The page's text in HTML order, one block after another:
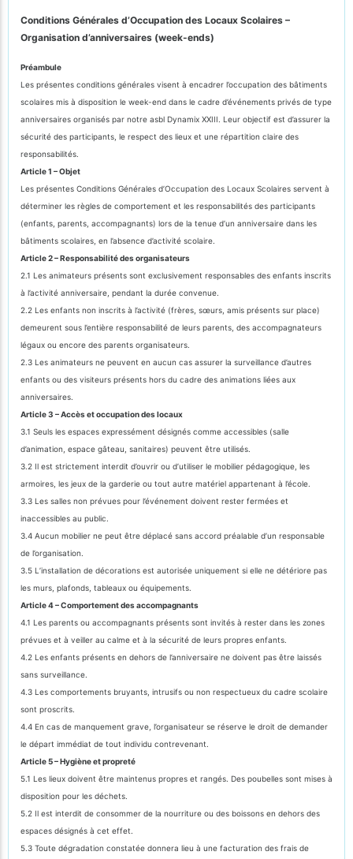
Conditions Générales d’Occupation des Locaux Scolaires –
Organisation d’anniversaires (week-ends)
Préambule
Les présentes conditions générales visent à encadrer l’occupation des bâtiments
scolaires mis à disposition le week-end dans le cadre d’événements privés de type
anniversaires organisés par notre asbl Dynamix XXIII. Leur objectif est d’assurer la
sécurité des participants, le respect des lieux et une répartition claire des
responsabilités.
Article 1 – Objet
Les présentes Conditions Générales d’Occupation des Locaux Scolaires servent à
déterminer les règles de comportement et les responsabilités des participants
(enfants, parents, accompagnants) lors de la tenue d’un anniversaire dans les
bâtiments scolaires, en l’absence d’activité scolaire.
Article 2 – Responsabilité des organisateurs
2.1 Les animateurs présents sont exclusivement responsables des enfants inscrits
à l’activité anniversaire, pendant la durée convenue.
2.2 Les enfants non inscrits à l’activité (frères, sœurs, amis présents sur place)
demeurent sous l’entière responsabilité de leurs parents, des accompagnateurs
légaux ou encore des parents organisateurs.
2.3 Les animateurs ne peuvent en aucun cas assurer la surveillance d’autres
enfants ou des visiteurs présents hors du cadre des animations liées aux
anniversaires.
Article 3 – Accès et occupation des locaux
3.1 Seuls les espaces expressément désignés comme accessibles (salle
d’animation, espace gâteau, sanitaires) peuvent être utilisés.
3.2 Il est strictement interdit d’ouvrir ou d’utiliser le mobilier pédagogique, les
armoires, les jeux de la garderie ou tout autre matériel appartenant à l’école.
3.3 Les salles non prévues pour l’événement doivent rester fermées et
inaccessibles au public.
3.4 Aucun mobilier ne peut être déplacé sans accord préalable d’un responsable
de l’organisation.
3.5 L’installation de décorations est autorisée uniquement si elle ne détériore pas
les murs, plafonds, tableaux ou équipements.
Article 4 – Comportement des accompagnants
4.1 Les parents ou accompagnants présents sont invités à rester dans les zones
prévues et à veiller au calme et à la sécurité de leurs propres enfants.
4.2 Les enfants présents en dehors de l’anniversaire ne doivent pas être laissés
sans surveillance.
4.3 Les comportements bruyants, intrusifs ou non respectueux du cadre scolaire
sont proscrits.
4.4 En cas de manquement grave, l’organisateur se réserve le droit de demander
le départ immédiat de tout individu contrevenant.
Article 5 – Hygiène et propreté
5.1 Les lieux doivent être maintenus propres et rangés. Des poubelles sont mises à
disposition pour les déchets.
5.2 Il est interdit de consommer de la nourriture ou des boissons en dehors des
espaces désignés à cet effet.
5.3 Toute dégradation constatée donnera lieu à une facturation des frais de